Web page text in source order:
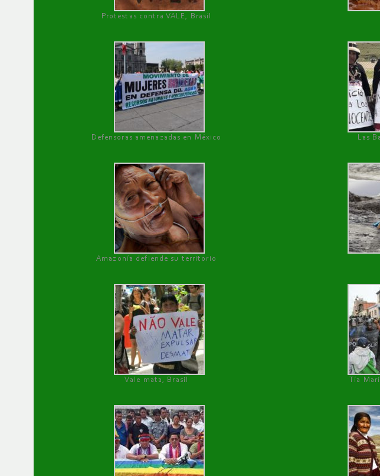
Protestas contra VALE, Brasil
Defensoras amenazadas en México Las
Amazonía defiende su territorio
Vale mata, Brasil Tía